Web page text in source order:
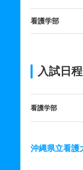
看護学部
入試日
看護学部
沖縄県立看護